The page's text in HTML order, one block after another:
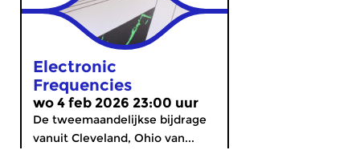
Electronic
Frequencies
wo 4 feb 2026 23:00 uur
De tweemaandelijkse bijdrage
vanuit Cleveland, Ohio van...